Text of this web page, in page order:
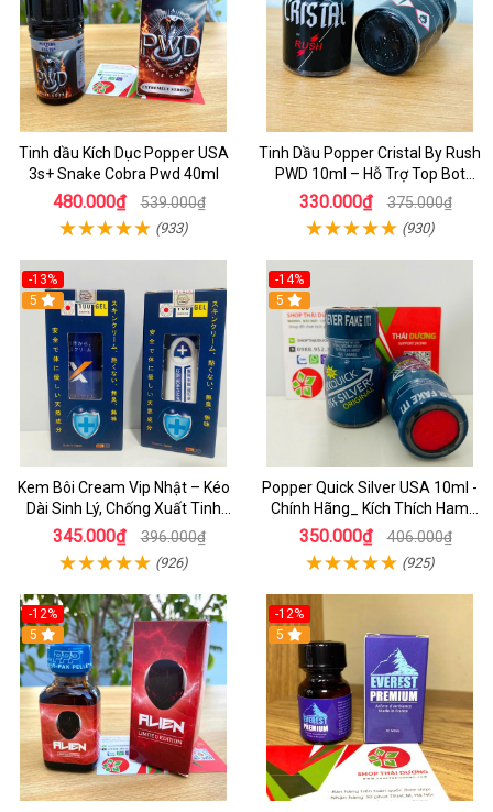
Tinh dầu Kích Dục Popper USA
3s+ Snake Cobra Pwd 40ml
480.000₫ 539.000₫
(933)
Tinh Dầu Popper Cristal By Rush
PWD 10ml – Hỗ Trợ Top Bot
Sung Mãn
330.000₫ 375.000₫
(930)
-13%
5
Kem Bôi Cream Vip Nhật – Kéo
Dài Sinh Lý, Chống Xuất Tinh
Sớm, Hiệu Quả Nhanh Cho Nam
345.000₫ 396.000₫
(926)
-14%
5
Popper Quick Silver USA 10ml -
Chính Hãng_ Kích Thích Ham
Muốn Cực Đỉnh
350.000₫ 406.000₫
(925)
-12%
5
-12%
5